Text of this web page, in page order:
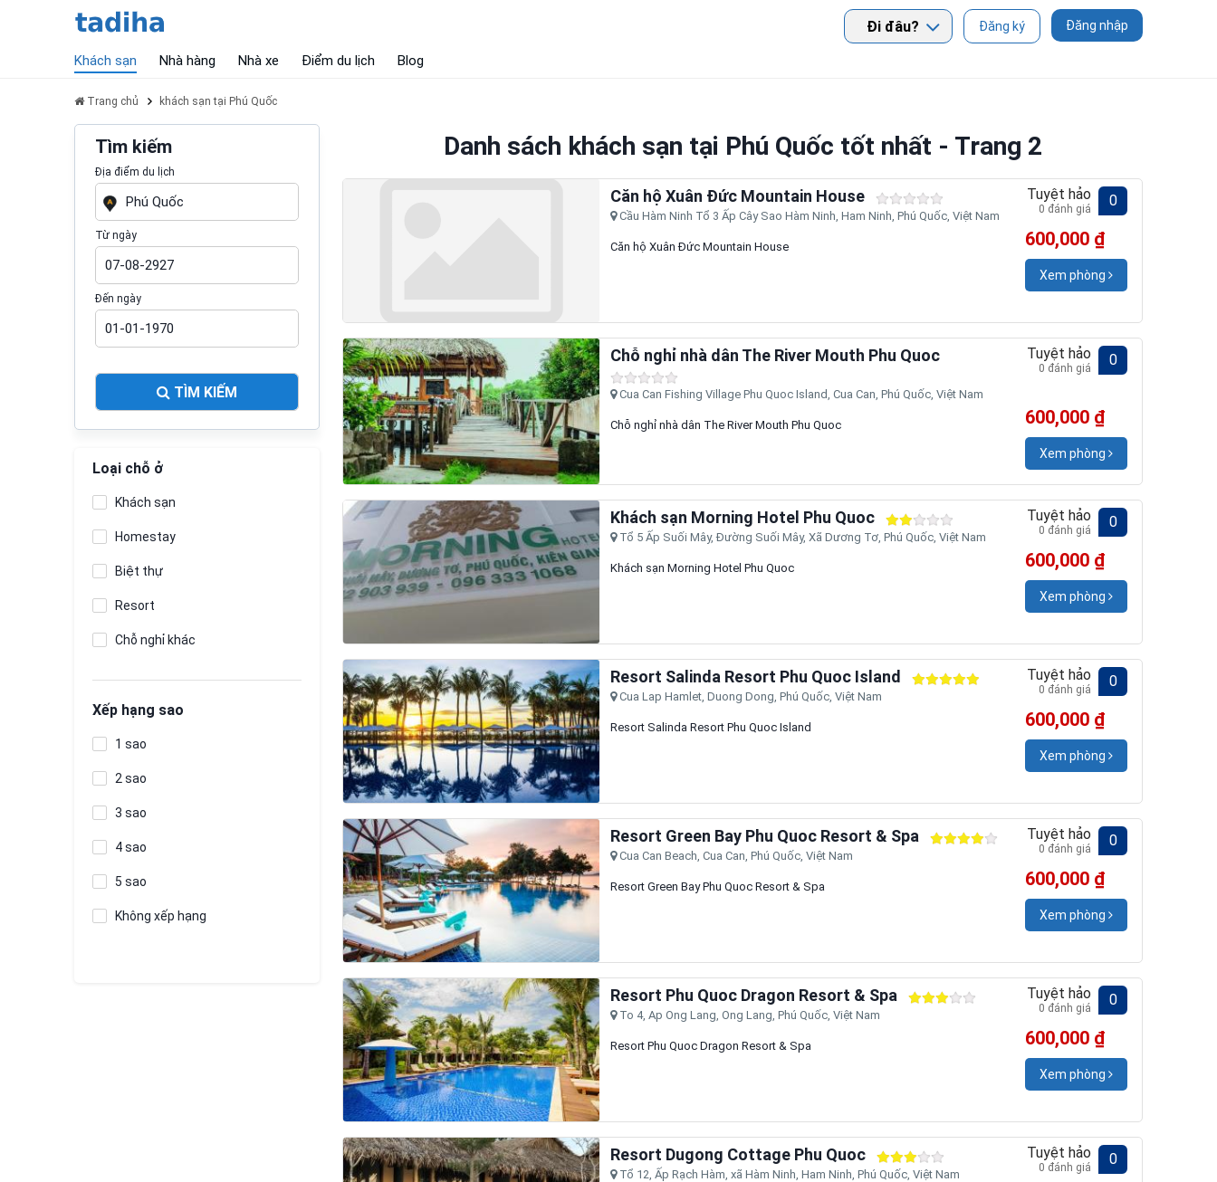
Đăng nhập
Đăng ký
Đi đâu?
Khách sạn Nhà hàng Nhà xe Điểm du lịch Blog
Trang chủ khách sạn tại Phú Quốc
Danh sách khách sạn tại Phú Quốc tốt nhất - Trang 2
Căn hộ Xuân Đức Mountain House
Cầu Hàm Ninh Tổ 3 Ấp Cây Sao Hàm Ninh, Ham Ninh, Phú Quốc, Việt Nam
Tuyệt hảo
0 đánh giá 0
Căn hộ Xuân Đức Mountain House 600,000 ₫
Xem phòng
Chỗ nghỉ nhà dân The River Mouth Phu Quoc
Cua Can Fishing Village Phu Quoc Island, Cua Can, Phú Quốc, Việt Nam
Tuyệt hảo
0 đánh giá 0
Chỗ nghỉ nhà dân The River Mouth Phu Quoc 600,000 ₫
Xem phòng
Khách sạn Morning Hotel Phu Quoc
Tổ 5 Ấp Suối Mây, Đường Suối Mây, Xã Dương Tơ, Phú Quốc, Việt Nam
Tuyệt hảo
0 đánh giá 0
Khách sạn Morning Hotel Phu Quoc 600,000 ₫
Xem phòng
Resort Salinda Resort Phu Quoc Island
Cua Lap Hamlet, Duong Dong, Phú Quốc, Việt Nam
Tuyệt hảo
0 đánh giá 0
Resort Salinda Resort Phu Quoc Island 600,000 ₫
Xem phòng
Resort Green Bay Phu Quoc Resort & Spa
Cua Can Beach, Cua Can, Phú Quốc, Việt Nam
Tuyệt hảo
0 đánh giá 0
Resort Green Bay Phu Quoc Resort & Spa 600,000 ₫
Xem phòng
Resort Phu Quoc Dragon Resort & Spa
To 4, Ap Ong Lang, Ong Lang, Phú Quốc, Việt Nam
Tuyệt hảo
0 đánh giá 0
Resort Phu Quoc Dragon Resort & Spa 600,000 ₫
Xem phòng
Resort Dugong Cottage Phu Quoc
Tổ 12, Ấp Rạch Hàm, xã Hàm Ninh, Ham Ninh, Phú Quốc, Việt Nam
Tuyệt hảo
0 đánh giá 0
Tìm kiếm
Địa điểm du lịch
Từ ngày
Đến ngày
TÌM KIẾM
Loại chỗ ở
Khách sạn
Homestay
Biệt thự
Resort
Chỗ nghỉ khác
Xếp hạng sao
1 sao
2 sao
3 sao
4 sao
5 sao
Không xếp hạng